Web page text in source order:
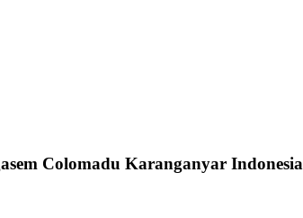
Colomadu Karanganyar Indonesia